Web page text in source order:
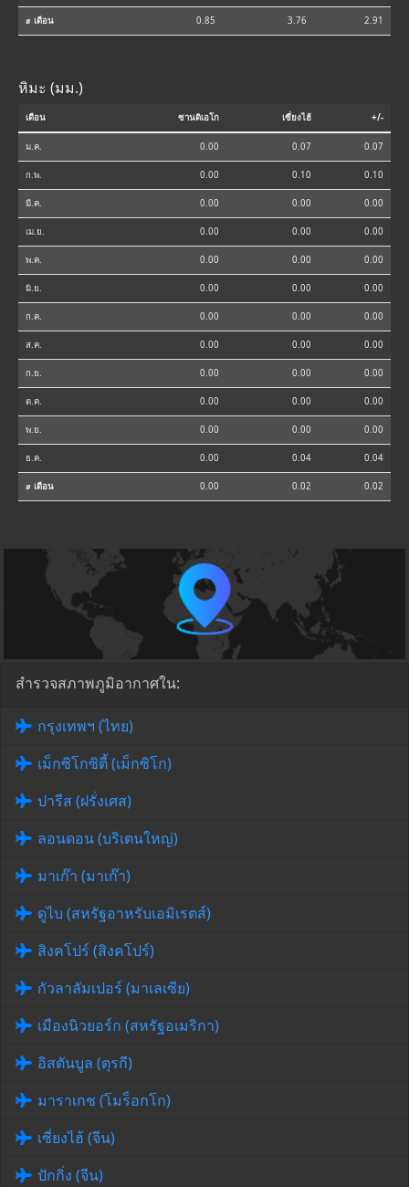
⌀ เดือน 0.85 3.76 2.91
หิมะ (มม.)
เดือน ซานดิเอโก เซี่ยงไฮ้ +/-
ม.ค. 0.00 0.07 0.07
ก.พ. 0.00 0.10 0.10
มี.ค. 0.00 0.00 0.00
เม.ย. 0.00 0.00 0.00
พ.ค. 0.00 0.00 0.00
มิ.ย. 0.00 0.00 0.00
ก.ค. 0.00 0.00 0.00
ส.ค. 0.00 0.00 0.00
ก.ย. 0.00 0.00 0.00
ต.ค. 0.00 0.00 0.00
พ.ย. 0.00 0.00 0.00
ธ.ค. 0.00 0.04 0.04
⌀ เดือน 0.00 0.02 0.02
สำรวจสภาพภูมิอากาศใน:
กรุงเทพฯ (ไทย)
เม็กซิโกซิตี้ (เม็กซิโก)
ปารีส (ฝรั่งเศส)
ลอนดอน (บริเตนใหญ่)
มาเก๊า (มาเก๊า)
ดูไบ (สหรัฐอาหรับเอมิเรตส์)
สิงคโปร์ (สิงคโปร์)
กัวลาลัมเปอร์ (มาเลเซีย)
เมืองนิวยอร์ก (สหรัฐอเมริกา)
อิสตันบูล (ตุรกี)
มาราเกช (โมร็อกโก)
เซี่ยงไฮ้ (จีน)
ปักกิ่ง (จีน)